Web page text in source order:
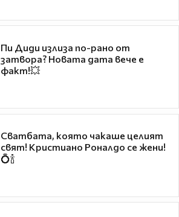
Пи Диди излиза по-рано от
затвора? Новата дата вече е
факт!💥
Сватбата, която чакаше целият
свят! Кристиано Роналдо се жени!
💍🍾